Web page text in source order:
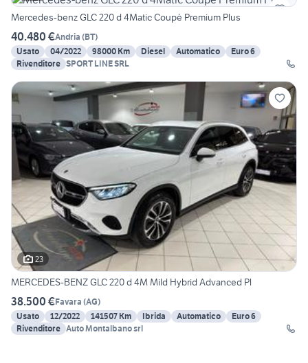
Mercedes-benz GLC 220 d 4Matic Coupé Premium Plus
40.480 €Andria (BT)
Usato
04/2022 98000 Km Diesel Automatico
Euro 6
Rivenditore SPORT LINE SRL
23
MERCEDES-BENZ GLC 220 d 4M Mild Hybrid Advanced Pl
38.500 €Favara (AG)
Usato
12/2022 141507 Km Ibrida Automatico
Euro 6
Rivenditore Auto Montalbano srl